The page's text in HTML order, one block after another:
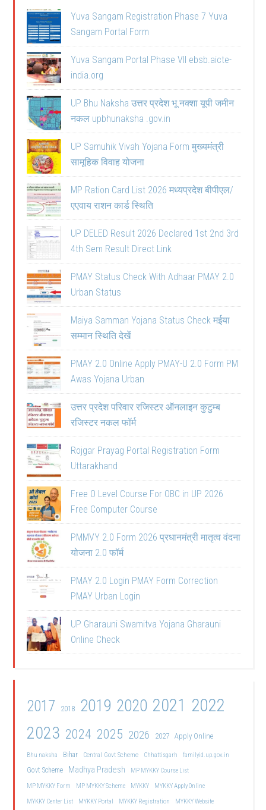
Yuva Sangam Registration Phase 7 Yuva
Sangam Portal Form
Yuva Sangam Portal Phase VII ebsb.aicte-
india.org
UP Bhu Naksha उत्तर प्रदेश भू नक्शा यूपी जमीन
नकल upbhunaksha .gov.in
UP Samuhik Vivah Yojana Form मुख्यमंत्री
सामूहिक विवाह योजना
MP Ration Card List 2026 मध्यप्रदेश बीपीएल/
एएवाय राशन कार्ड स्थिति
UP DELED Result 2026 Declared 1st 2nd 3rd
4th Sem Result Direct Link
PMAY Status Check With Adhaar PMAY 2.0
Urban Status
Maiya Samman Yojana Status Check मईया
सम्मान स्थिति देखें
PMAY 2.0 Online Apply PMAY-U 2.0 Form PM
Awas Yojana Urban
उत्तर प्रदेश परिवार रजिस्टर ऑनलाइन कुटुम्ब
रजिस्टर नकल फॉर्म
Rojgar Prayag Portal Registration Form
Uttarakhand
Free O Level Course For OBC in UP 2026
Free Computer Course
PMMVY 2.0 Form 2026 प्रधानमंत्री मातृत्व वंदना
योजना 2.0 फॉर्म
PMAY 2.0 Login PMAY Form Correction
PMAY Urban Login
UP Gharauni Swamitva Yojana Gharauni
Online Check
2017 2018 2019 2020 2021 2022
2023 2024 2025 2026 2027 Apply Online
Bhu naksha Bihar Central Govt Scheme Chhattisgarh familyid.up.gov.in
Govt Scheme Madhya Pradesh
MP MYKKY Course List
MP MYKKY Form
MP MYKKY Scheme MYKKY
MYKKY Apply Online
MYKKY Center List
MYKKY Portal MYKKY Registration
MYKKY Website